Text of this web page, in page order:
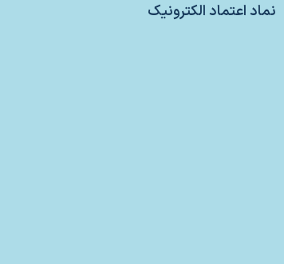
نماد اعتماد الکترونیک